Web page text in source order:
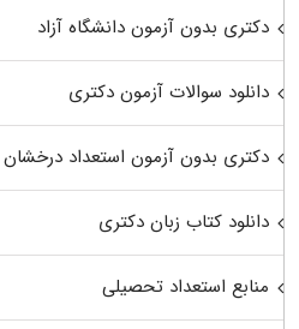
دکتری بدون آزمون دانشگاه آزاد
دانلود سوالات آزمون دکتری
دکتری بدون آزمون استعداد درخشان
دانلود کتاب زبان دکتری
منابع استعداد تحصیلی